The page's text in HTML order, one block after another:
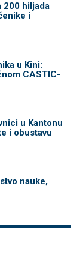
200 hiljada
i
u Kini:
CASTIC-
u Kantonu
i obustavu
nauke,